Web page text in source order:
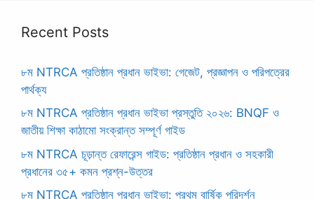
Recent Posts
৮ম NTRCA প্রতিষ্ঠান প্রধান ভাইভা: গেজেট, প্রজ্ঞাপন ও পরিপত্রের
পার্থক্য
৮ম NTRCA প্রতিষ্ঠান প্রধান ভাইভা প্রস্তুতি ২০২৬: BNQF ও
জাতীয় শিক্ষা কাঠামো সংক্রান্ত সম্পূর্ণ গাইড
৮ম NTRCA চূড়ান্ত রেফারেন্স গাইড: প্রতিষ্ঠান প্রধান ও সহকারী
প্রধানের ৩৫+ কমন প্রশ্ন-উত্তর
৮ম NTRCA প্রতিষ্ঠান প্রধান ভাইভা: প্রথম বার্ষিক পরিদর্শন